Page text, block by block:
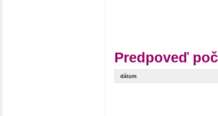
Predpoveď
dátum